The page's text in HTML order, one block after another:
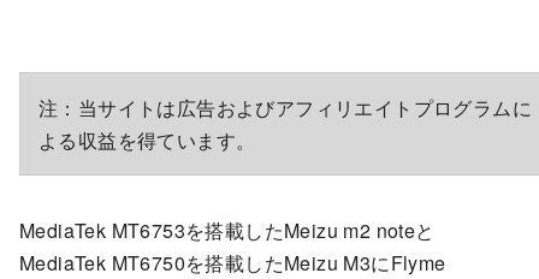
注：当サイトは広告およびアフィリエイトプログラムに
よる収益を得ています。
MediaTek MT6753を搭載したMeizu m2 noteと
MediaTek MT6750を搭載したMeizu M3にFlyme